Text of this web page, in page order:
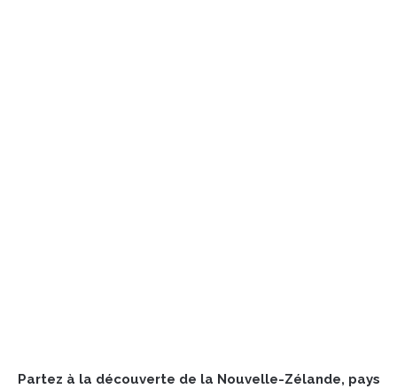
Partez à la découverte de la Nouvelle-Zélande, pays